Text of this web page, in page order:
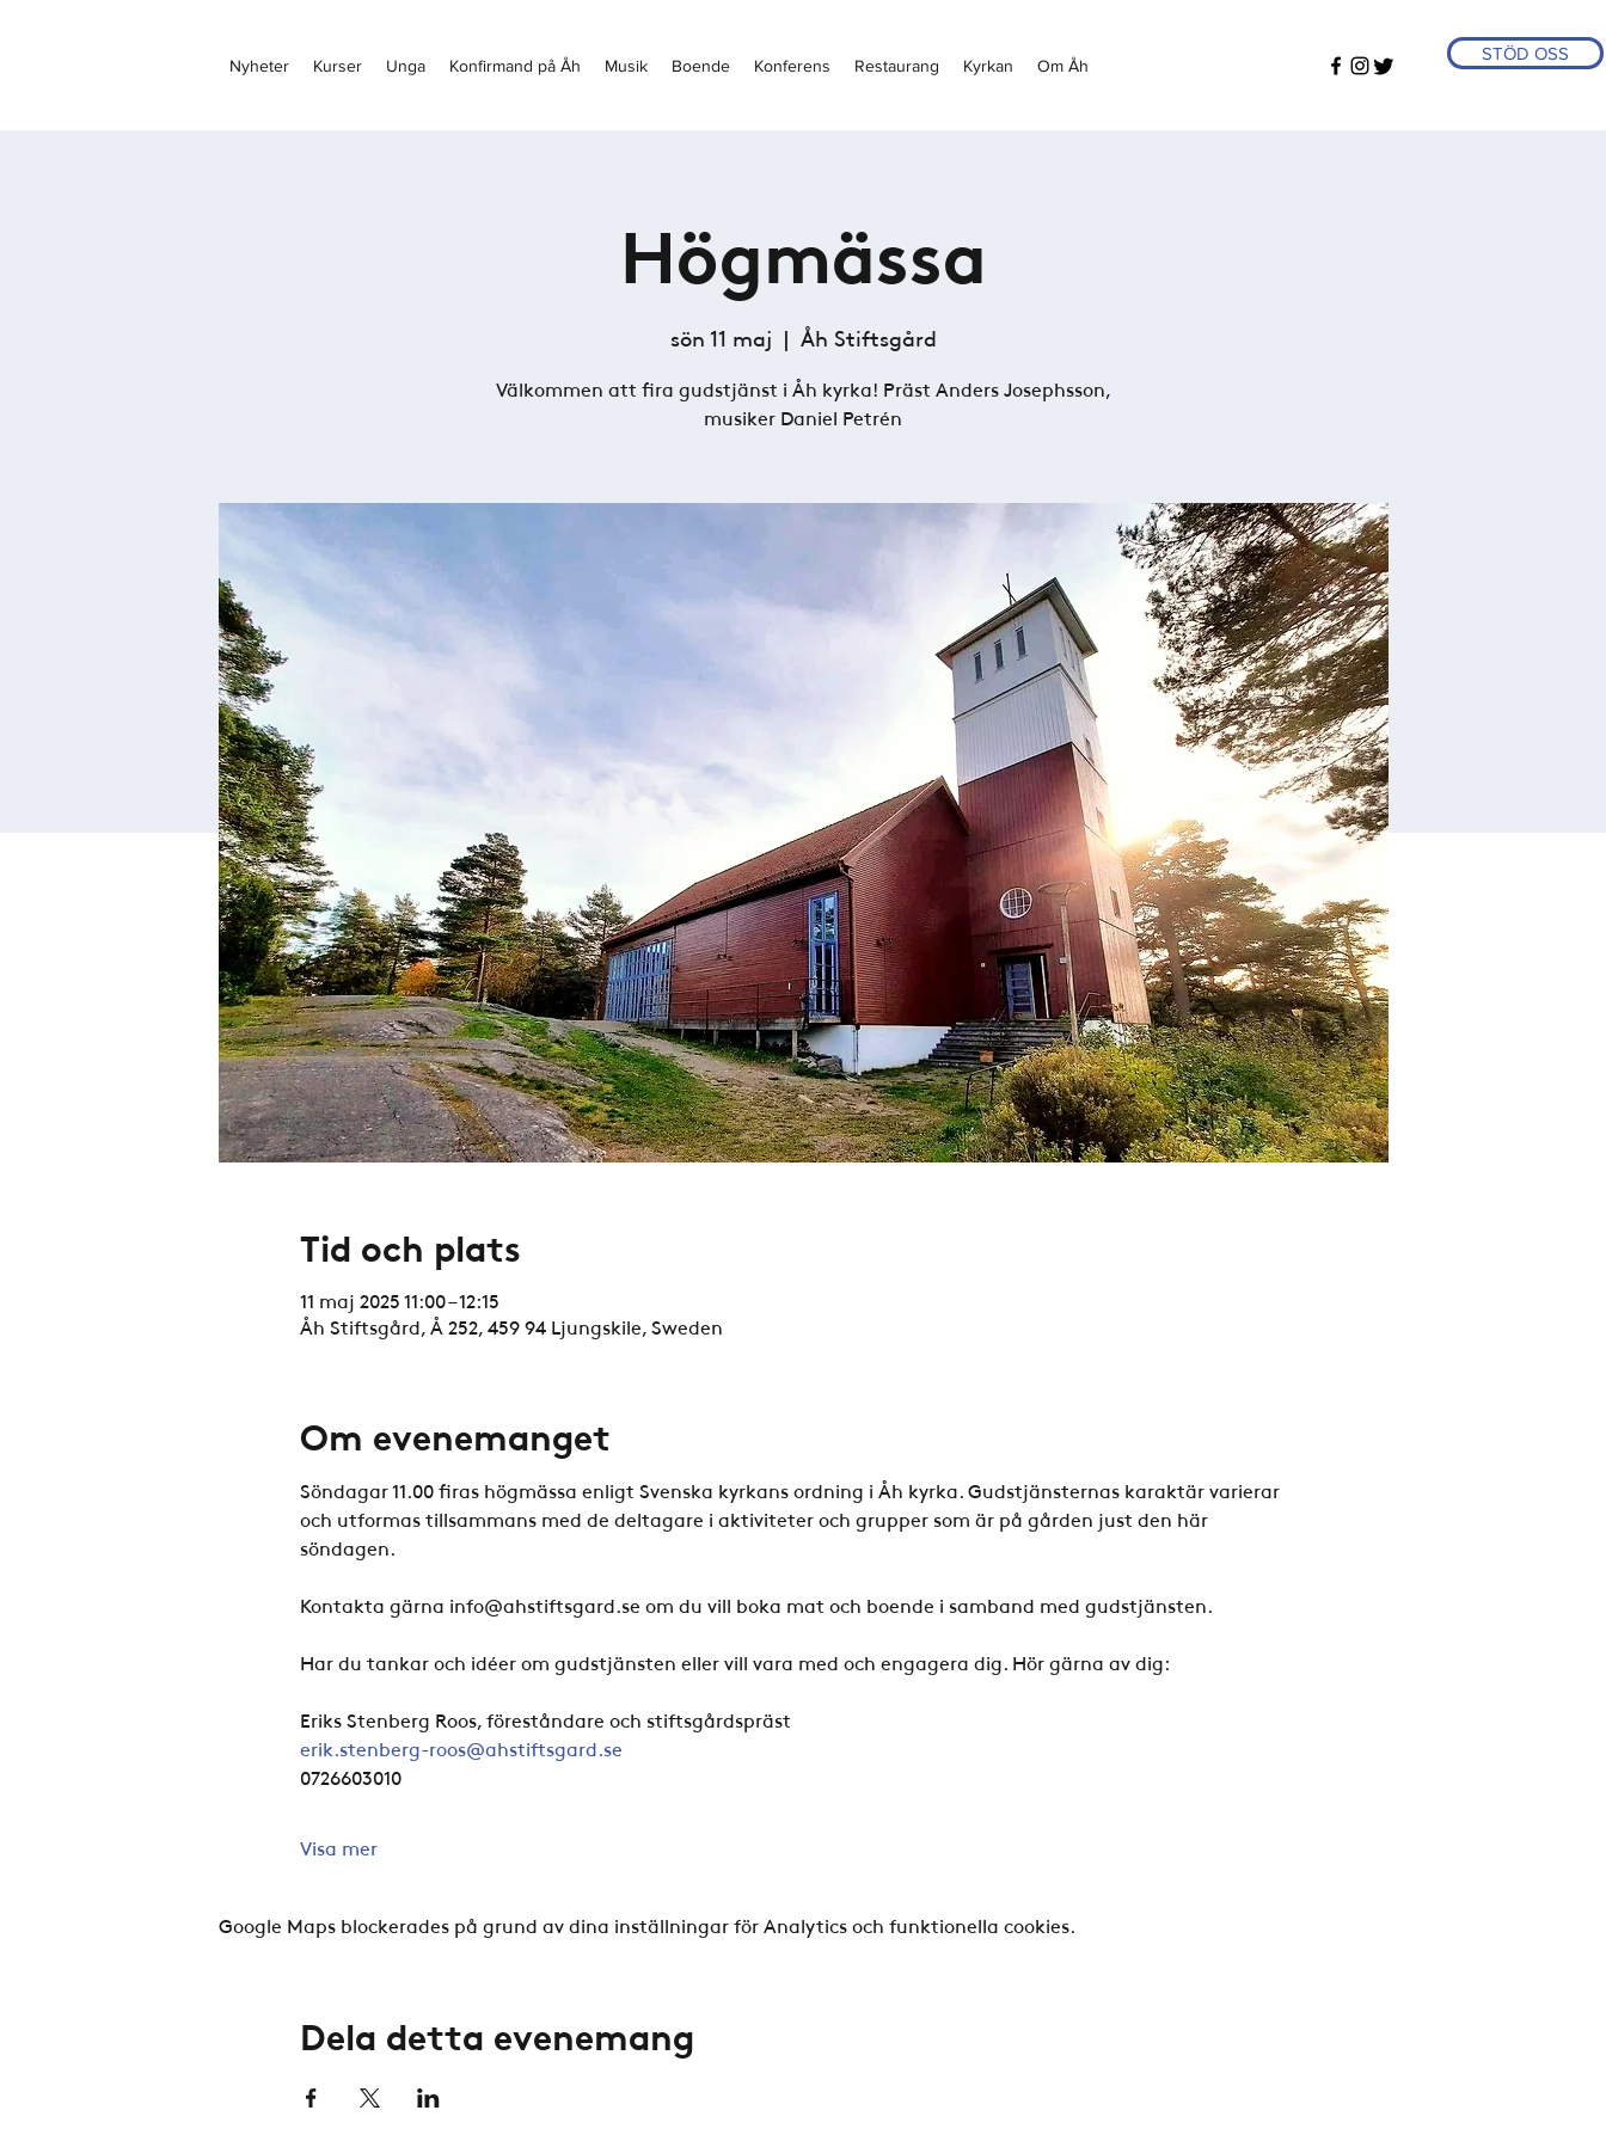
STÖD OSS
Nyheter Kurser Unga Konfirmand på Åh Musik Boende Konferens Restaurang Kyrkan Om Åh
Högmässa
sön 11 maj
  |
Åh Stiftsgård
Välkommen att fira gudstjänst i Åh kyrka! Präst Anders Josephsson,
musiker Daniel Petrén
Tid och plats
11 maj 2025 11:00 – 12:15
Åh Stiftsgård, Å 252, 459 94 Ljungskile, Sweden
Om evenemanget
Söndagar 11.00 firas högmässa enligt Svenska kyrkans ordning i Åh kyrka. Gudstjänsternas karaktär varierar
och utformas tillsammans med de deltagare i aktiviteter och grupper som är på gården just den här
söndagen.
Kontakta gärna info@ahstiftsgard.se om du vill boka mat och boende i samband med gudstjänsten.
Har du tankar och idéer om gudstjänsten eller vill vara med och engagera dig. Hör gärna av dig:
Eriks Stenberg Roos, föreståndare och stiftsgårdspräst
erik.stenberg-roos@ahstiftsgard.se
0726603010
Visa mer
Google Maps blockerades på grund av dina inställningar för Analytics och funktionella cookies.
Dela detta evenemang